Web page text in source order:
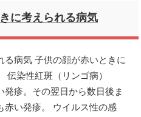
に考えられる病気
病気 子供の顔が赤いときに
伝染性紅斑（リンゴ病）
発疹。その翌日から数日後ま
赤い発疹。 ウイルス性の感